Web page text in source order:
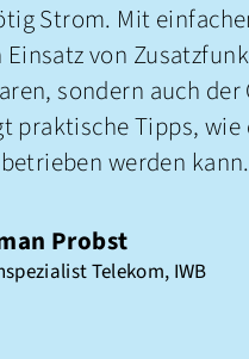
Strom. Mit
Einsatz von
sondern auch
praktische Tipps, wie
werden kann.
Probst
Telekom, IWB